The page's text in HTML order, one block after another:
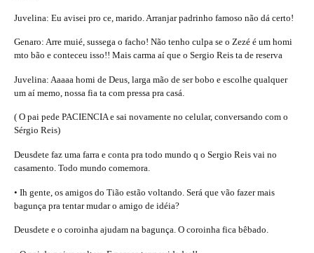
Juvelina: Eu avisei pro ce, marido. Arranjar padrinho famoso não dá certo!
Genaro: Arre muié, sussega o facho! Não tenho culpa se o Zezé é um homi
mto bão e conteceu isso!! Mais carma aí que o Sergio Reis ta de reserva
Juvelina: Aaaaa homi de Deus, larga mão de ser bobo e escolhe qualquer
um aí memo, nossa fia ta com pressa pra casá.
( O pai pede PACIENCIA e sai novamente no celular, conversando com o
Sérgio Reis)
Deusdete faz uma farra e conta pra todo mundo q o Sergio Reis vai no
casamento. Todo mundo comemora.
• Ih gente, os amigos do Tião estão voltando. Será que vão fazer mais
bagunça pra tentar mudar o amigo de idéia?
Deusdete e o coroinha ajudam na bagunça. O coroinha fica bêbado.